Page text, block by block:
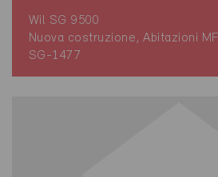
Wil SG 9500
Nuova costruzione, Abitazioni MF
SG-1477